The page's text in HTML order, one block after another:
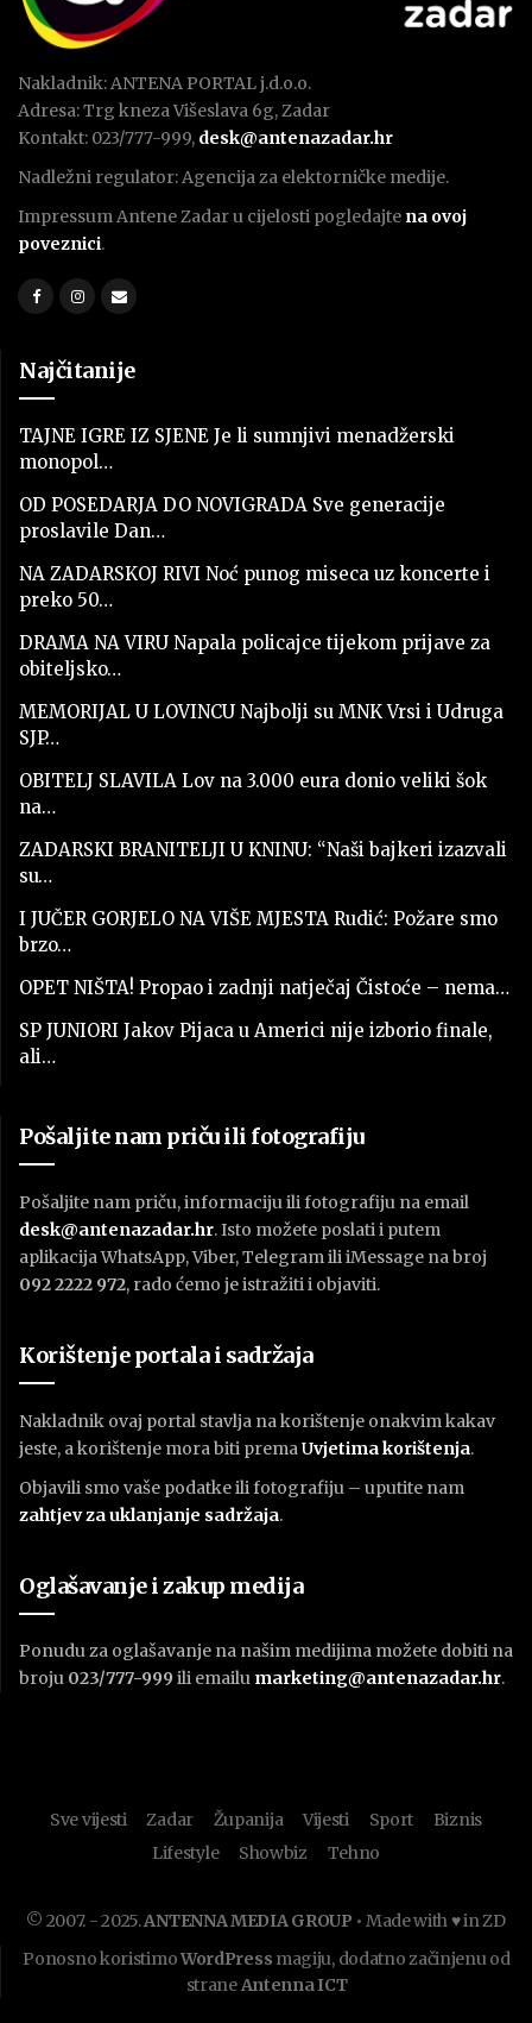
Nakladnik: ANTENA PORTAL j.d.o.o.
Adresa: Trg kneza Višeslava 6g, Zadar
Kontakt: 023/777-999, desk@antenazadar.hr
Nadležni regulator: Agencija za elektorničke medije.
Impressum Antene Zadar u cijelosti pogledajte na ovoj
poveznici.
Najčitanije
TAJNE IGRE IZ SJENE Je li sumnjivi menadžerski
monopol…
OD POSEDARJA DO NOVIGRADA Sve generacije
proslavile Dan…
NA ZADARSKOJ RIVI Noć punog miseca uz koncerte i
preko 50…
DRAMA NA VIRU Napala policajce tijekom prijave za
obiteljsko…
MEMORIJAL U LOVINCU Najbolji su MNK Vrsi i Udruga
SJP…
OBITELJ SLAVILA Lov na 3.000 eura donio veliki šok
na…
ZADARSKI BRANITELJI U KNINU: “Naši bajkeri izazvali
su…
I JUČER GORJELO NA VIŠE MJESTA Rudić: Požare smo
brzo…
OPET NIŠTA! Propao i zadnji natječaj Čistoće – nema…
SP JUNIORI Jakov Pijaca u Americi nije izborio finale,
ali…
Pošaljite nam priču ili fotografiju
Pošaljite nam priču, informaciju ili fotografiju na email
desk@antenazadar.hr. Isto možete poslati i putem
aplikacija WhatsApp, Viber, Telegram ili iMessage na broj
092 2222 972, rado ćemo je istražiti i objaviti.
Korištenje portala i sadržaja
Nakladnik ovaj portal stavlja na korištenje onakvim kakav
jeste, a korištenje mora biti premaUvjetima korištenja.
Objavili smo vaše podatke ili fotografiju – uputite nam
zahtjev za uklanjanje sadržaja.
Oglašavanje i zakup medija
Ponudu za oglašavanje na našim medijima možete dobiti na
broju 023/777-999 ili emailu marketing@antenazadar.hr.
Sve vijesti Zadar Županija Vijesti Sport
Biznis
Lifestyle
Showbiz Tehno
© 2007. - 2025.ANTENNA MEDIA GROUP • Made with ♥ in ZD
Ponosno koristimoWordPress magiju, dodatno začinjenu od
straneAntenna ICT